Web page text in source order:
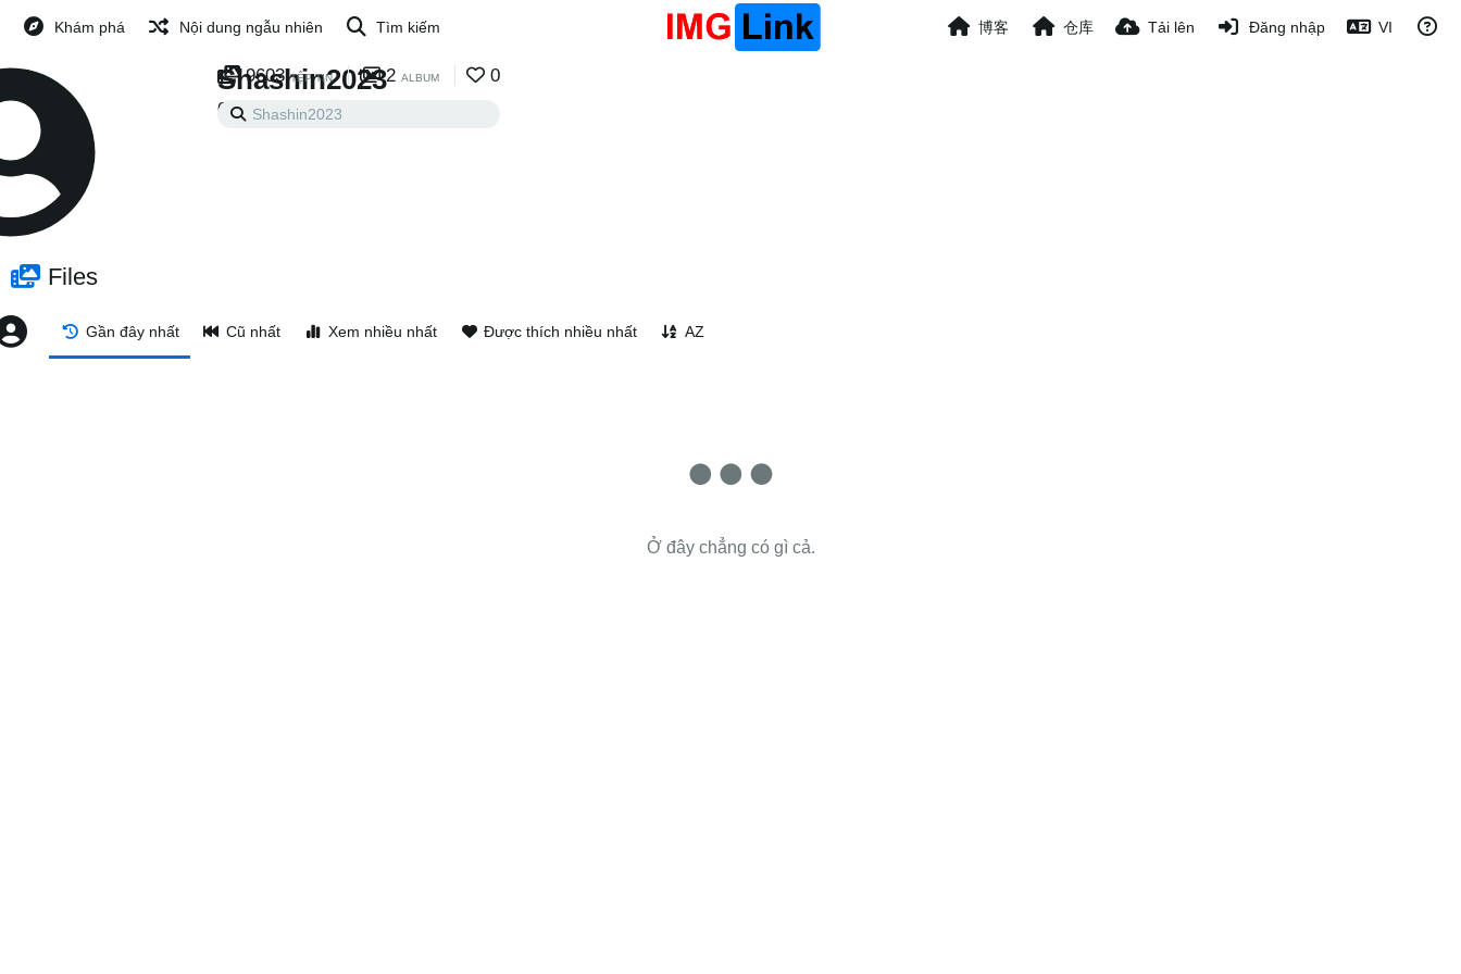
Khám phá Nội dung ngẫu nhiên Tìm kiếm 博客 仓库 Tải lên Đăng nhập VI
Shashin2023
0 ĐANG THEO DÕI
9603 TỆP TIN 2 ALBUM 0
Files
Gần đây nhất Cũ nhất Xem nhiều nhất Được thích nhiều nhất AZ
Ở đây chẳng có gì cả.